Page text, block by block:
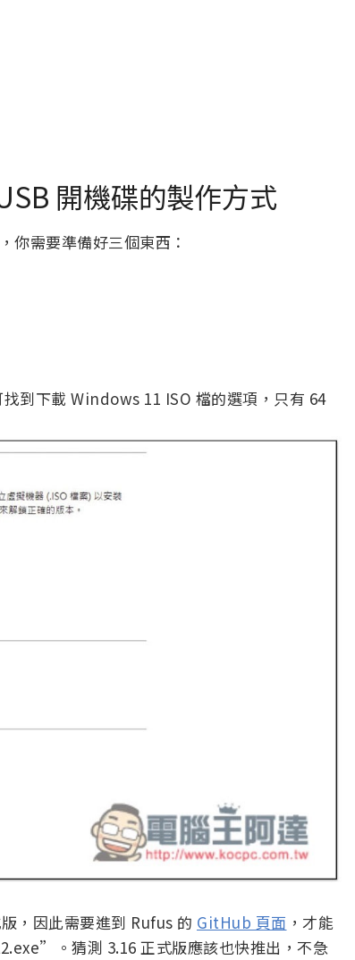
開機碟的製作方式
你需要準備好三個東西：
找到下載 Windows 11 ISO 檔的選項，只有 64
，因此需要進到 Rufus 的 GitHub 頁面 ，才能
。猜測 3.16 正式版應該也快推出，不急